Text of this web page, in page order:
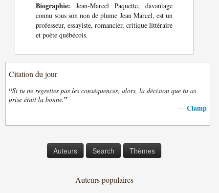
Biographie: Jean-Marcel Paquette, davantage
connu sous son non de plume Jean Marcel, est un
professeur, essayiste, romancier, critique littéraire
et poète québécois.
Citation du jour
“Si tu ne regrettes pas les conséquences, alors, la décision que tu as
prise était la bonne.”
— Clamp
Auteurs Search Thèmes
Auteurs populaires